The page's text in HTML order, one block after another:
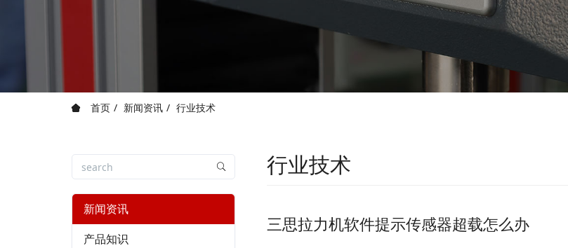
首页 新闻资讯 行业技术
行业技术
三思拉力机软件提示传感器超载怎么办
新闻资讯
产品知识